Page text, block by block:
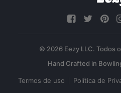
© 2026 Eezy LLC. Todos
Termos de uso Política de